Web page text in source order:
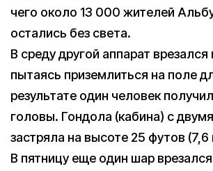
чего около 13 000 жителей
остались без света.
В среду другой аппарат врезался
пытаясь приземлиться на поле
результате один человек
головы. Гондола (кабина) с
застряла на высоте 25 футов (7,6
В пятницу еще один шар